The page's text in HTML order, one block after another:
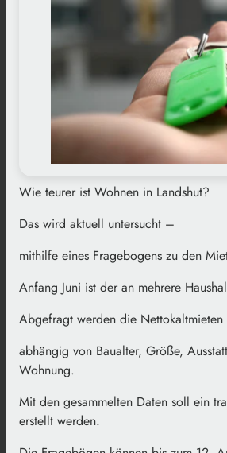
Wie teurer ist Wohnen in Landshut?
Das wird aktuell untersucht –
mithilfe eines Fragebogens zu den
Anfang Juni ist der an mehrere
Abgefragt werden die
abhängig von Baualter, Größe,
Wohnung.
Mit den gesammelten Daten soll ein
erstellt werden.